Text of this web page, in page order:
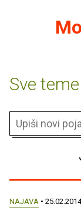
Sve teme
NAJAVA •